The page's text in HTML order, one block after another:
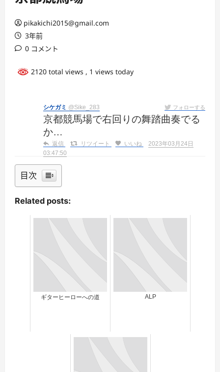
pikakichi2015@gmail.com
3年前
0 コメント
2120 total views , 1 views today
シケガミ @Sike_283 フォローする
京都競馬場で右回りの舞踏曲奏でる
か…
返信 リツイート いいね
2023年03月24日
03:47:50
目次
Related posts:
ギターヒーローへの道 ALP